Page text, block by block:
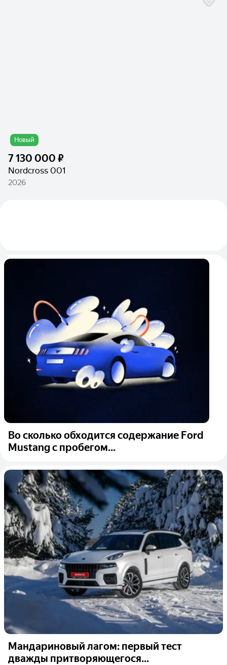
Новый
7 130 000 ₽
Nordcross 001
2026
Во сколько обходится содержание Ford
Mustang с пробегом...
Мандариновый лагом: первый тест
дважды притворяющегося...